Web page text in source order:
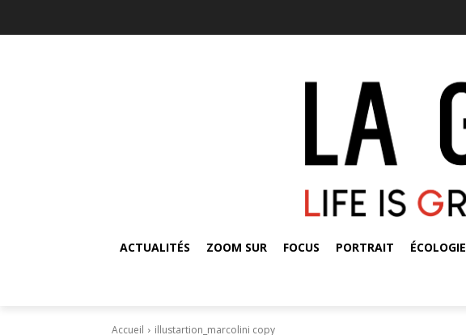
ACTUALITÉS ZOOM SUR FOCUS PORTRAIT ÉCOLOGIE
Accueil illustartion_marcolini copy